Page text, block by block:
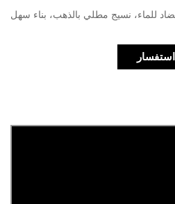
للماء، نسيج مطلي بالذهب، بناء سهل
استفسار